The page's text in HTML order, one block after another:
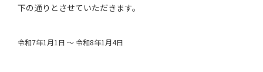
下の通りとさせていただきます。
令和7年1月1日 ～ 令和8年1月4日